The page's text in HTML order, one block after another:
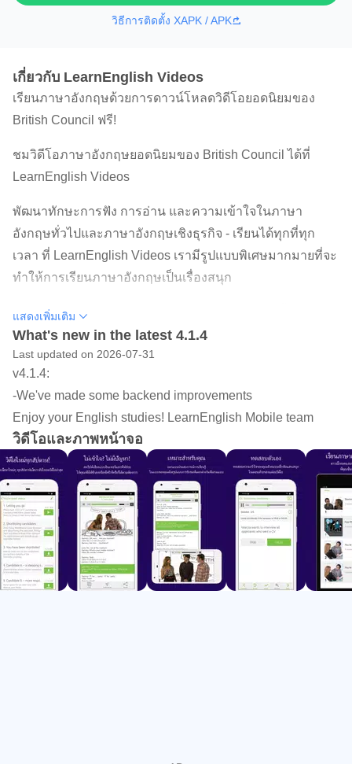
วิธีการติดตั้ง XAPK / APK
เกี่ยวกับ LearnEnglish Videos
เรียนภาษาอังกฤษด้วยการดาวน์โหลดวิดีโอยอดนิยมของ
British Council ฟรี!
ชมวิดีโอภาษาอังกฤษยอดนิยมของ British Council ได้ที่
LearnEnglish Videos
พัฒนาทักษะการฟัง การอ่าน และความเข้าใจในภาษา
อังกฤษทั่วไปและภาษาอังกฤษเชิงธุรกิจ - เรียนได้ทุกที่ทุก
เวลา ที่ LearnEnglish Videos เรามีรูปแบบพิเศษมากมายที่จะ
ทำให้การเรียนภาษาอังกฤษเป็นเรื่องสนุก
คุณสามารถดาวน์โหลดวิดีโอได้ทุกเวลาเพื่อเข้าดูเนื้อหาแบบ
ออฟไลน์ และเมื่อดูวิดีโอจบแล้วคุณสามารถลบไฟล์ทิ้งเพื่อ
เคลียร์พื้นที่ว่างในโทรศัพท์
รูปแบบการใช้งานหลักของ LearnEnglish Videos
* เพิ่มวิดีโอใหม่ทุกสัปดาห์เพื่อให้คุณดูได้ไม่มีหมด เรามีวิดีโอ
เกี่ยวกับหัวข้อต่างๆ ตั้งแต่เคล็ดลับการเรียนภาษาไปจนถึงการ
ท่องเที่ยว เรียกได้ว่าเราพร้อมตอบโจทย์สำหรับผู้ใช้ทุกคน
* วิดีโอที่ดาวน์โหลดได้หมายความว่าคุณสามารถดูแบบออฟ
ไลน์ได้ แต่ไม่ต้องกังวลไป เมื่อดูวิดีโอจบแล้ว คุณสามารถลบ
ทิ้งเพื่อให้ไม่เปลืองพื้นที่ในโทรศัพท์ของคุณ
* สคริปต์เสียงแบบอินเทอร์แอกทีฟช่วยให้ง่ายต่อการเปิดฟังวลี
หรือคำศัพท์ใหม่ๆ ซ้ำกี่ครั้งก็ได้ นอกจากนี้ฟังก์ชั่นการควบคุม
ระดับเสียงยังช่วยให้คุณปรับความเร็วของวิดีโอได้หากผู้พูด
แสดงเพิ่มเติม
What's new in the latest 4.1.4
Last updated on 2026-07-31
v4.1.4:
-We've made some backend improvements
Enjoy your English studies! LearnEnglish Mobile team
วิดีโอและภาพหน้าจอ